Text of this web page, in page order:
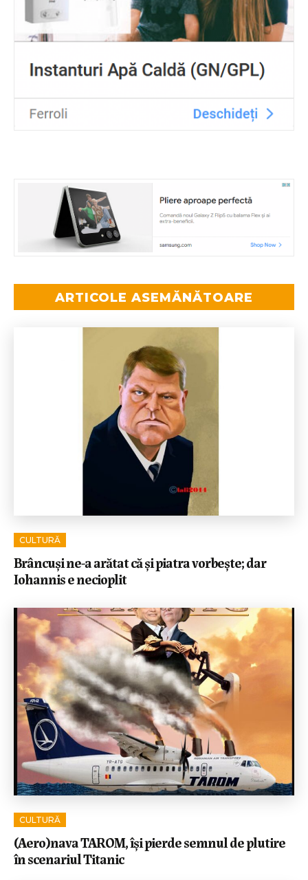
ARTICOLE ASEMĂNĂTOARE
CULTURĂ
Brâncuși ne-a arătat că și piatra vorbește; dar
Iohannis e necioplit
CULTURĂ
(Aero)nava TAROM, își pierde semnul de plutire
în scenariul Titanic